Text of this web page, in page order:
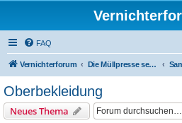
FAQ
Vernichterforum Die Müllpresse sei mit Dir...
Oberbekleidung
Neues Thema